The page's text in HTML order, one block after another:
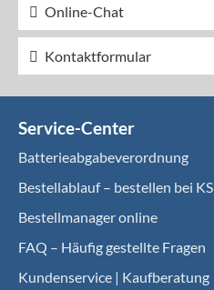
Online-Chat
Kontaktformular
Service-Center
Batterieabgabeverordnung
Bestellablauf – bestellen bei KS
Bestellmanager online
FAQ – Häufig gestellte Fragen
Kundenservice | Kaufberatung